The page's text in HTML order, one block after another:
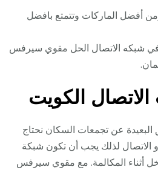
أفضل الماركات وتتمتع بافضل
شبكه الاتصال الحل مقوي سيرفس
الكويت
عن تجمعات السكان نحتاج
الاتصال لذلك يجب أن تكون شبكة
أثناء المكالمة. مع مقوي سيرفس